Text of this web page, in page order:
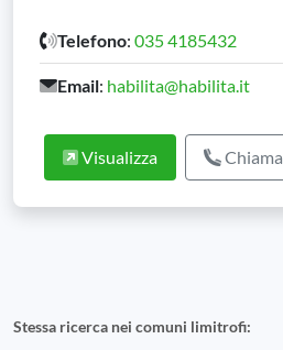
Telefono: 035 4185432
Email: habilita@habilita.it
Visualizza Chiama
Stessa ricerca nei comuni limitrofi: